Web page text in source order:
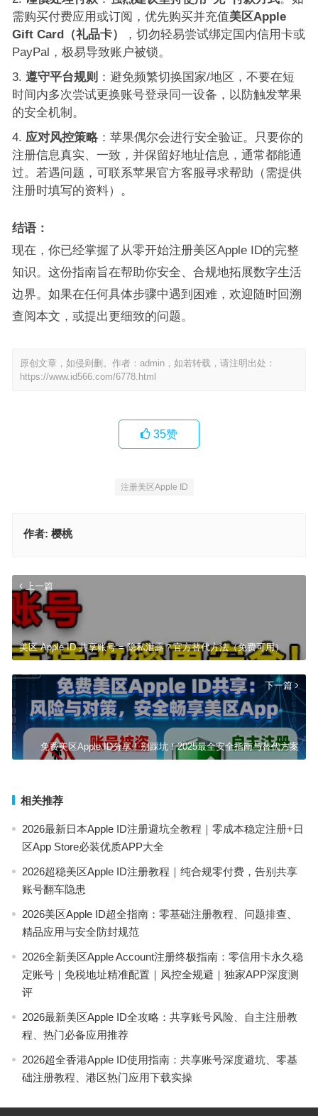
需购买付费应用或订阅，优先购买并充值美区Apple
Gift Card（礼品卡）
，切勿轻易尝试绑定国内信用卡或
PayPal，极易导致账户被锁。
遵守平台规则 ：避免频繁切换国家/地区，不要在短
时间内多次尝试更换账号登录同一设备，以防触发苹果
的安全机制。
应对风控策略：苹果偶尔会进行安全验证。只要你的
注册信息真实、一致，并保留好地址信息，通常都能通
过。若遇问题，可联系苹果官方客服寻求帮助（需提供
注册时填写的资料）。
结语：
现在，你已经掌握了从零开始注册美区Apple ID的完整
知识。这份指南旨在帮助你安全、合规地拓展数字生活
边界。如果在任何具体步骤中遇到困难，欢迎随时回溯
查阅本文，或提出更细致的问题。
原创文章，如侵则删。作者：admin，如若转载，请注明出处：
https://www.id566.com/6778.html
35赞
注册美区Apple ID
作者: 樱桃
上一篇
美区 Apple ID 共享账号 = 隐私泄露？官方替代方法（免费可用）
下一篇
免费美区Apple ID分享！别踩坑！2025最全安全指南与替代方案
相关推荐
2026最新日本Apple ID注册避坑全教程｜零成本稳定注册+日
区App Store必装优质APP大全
2026超稳美区Apple ID注册教程｜纯合规零付费，告别共享
账号翻车隐患
2026美区Apple ID超全指南：零基础注册教程、问题排查、
精品应用与安全防封规范
2026全新美区Apple Account注册终极指南：零信用卡永久稳
定账号｜免税地址精准配置｜风控全规避｜独家APP深度测
评
2026最新美区Apple ID全攻略：共享账号风险、自主注册教
程、热门必备应用推荐
2026超全香港Apple ID使用指南：共享账号深度避坑、零基
础注册教程、港区热门应用下载实操